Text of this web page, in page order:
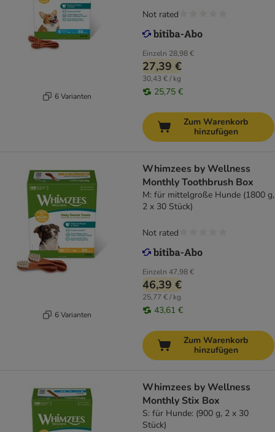
6 Varianten
Einzeln 28,98 €
27,39 €
30,43 € / kg
25,75 €
Not rated
Zum Warenkorb
hinzufügen
6 Varianten
Whimzees by Wellness
Monthly Toothbrush Box
M: für mittelgroße Hunde (1800 g,
2 x 30 Stück)
Einzeln 47,98 €
46,39 €
25,77 € / kg
43,61 €
Not rated
Zum Warenkorb
hinzufügen
Whimzees by Wellness
Monthly Stix Box
S: für Hunde: (900 g, 2 x 30
Stück)